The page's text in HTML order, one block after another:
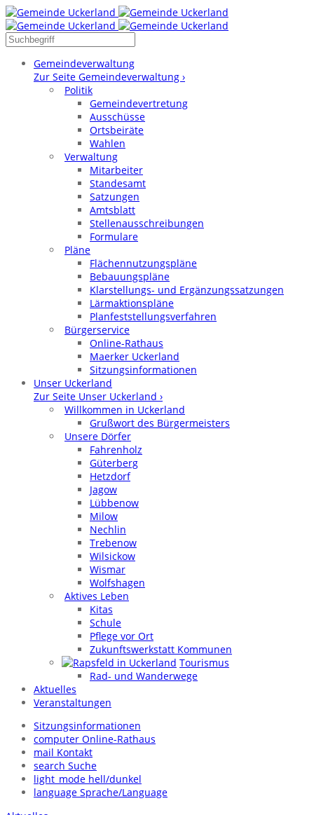
Gemeindeverwaltung
Zur Seite Gemeindeverwaltung ›
Politik
Gemeindevertretung
Ausschüsse
Ortsbeiräte
Wahlen
Verwaltung
Mitarbeiter
Standesamt
Satzungen
Amtsblatt
Stellenausschreibungen
Formulare
Pläne
Flächennutzungspläne
Bebauungspläne
Klarstellungs- und Ergänzungssatzungen
Lärmaktionspläne
Planfeststellungsverfahren
Bürgerservice
Online-Rathaus
Maerker Uckerland
Sitzungsinformationen
Unser Uckerland
Zur Seite Unser Uckerland ›
Willkommen in Uckerland
Grußwort des Bürgermeisters
Unsere Dörfer
Fahrenholz
Güterberg
Hetzdorf
Jagow
Lübbenow
Milow
Nechlin
Trebenow
Wilsickow
Wismar
Wolfshagen
Aktives Leben
Kitas
Schule
Pflege vor Ort
Zukunftswerkstatt Kommunen
Tourismus
Rad- und Wanderwege
Aktuelles
Veranstaltungen
Sitzungsinformationen
computer Online-Rathaus
mail Kontakt
search Suche
light_mode hell/dunkel
language Sprache/Language